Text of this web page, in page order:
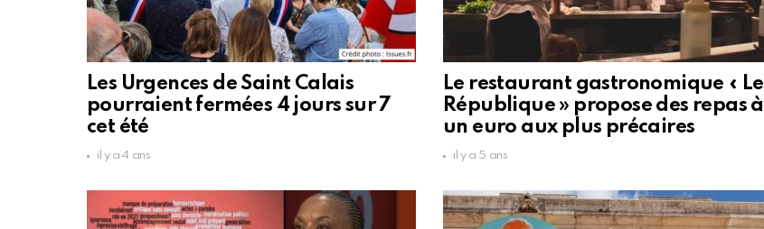
Les Urgences de Saint Calais
pourraient fermées 4 jours sur 7
cet été
il y a 4 ans
Le restaurant gastronomique « Le
République » propose des repas à
un euro aux plus précaires
il y a 5 ans